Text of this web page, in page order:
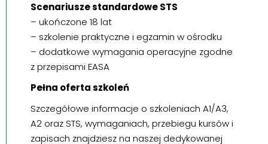
Scenariusze standardowe STS
– ukończone 18 lat
– szkolenie praktyczne i egzamin w ośrodku
– dodatkowe wymagania operacyjne zgodne
z przepisami EASA
Pełna oferta szkoleń
Szczegółowe informacje o szkoleniach A1/A3,
A2 oraz STS, wymaganiach, przebiegu kursów i
zapisach znajdziesz na naszej dedykowanej